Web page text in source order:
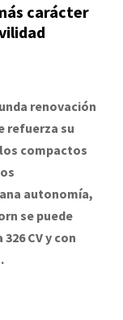
carácter
renovación
refuerza su
compactos
autonomía,
se puede
CV y con